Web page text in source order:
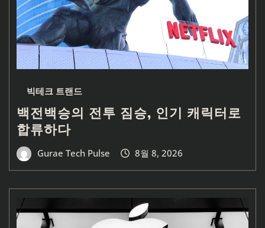
빅테크 트랜드
백전백승의 전투 짐승, 인기 캐릭터로
합류하다
Gurae Tech Pulse 8월 8, 2026